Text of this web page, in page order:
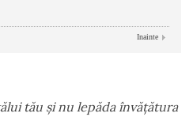
Inainte
tău şi nu lepăda învăţătura